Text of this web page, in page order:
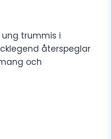
ung trummis i
återspeglar
och